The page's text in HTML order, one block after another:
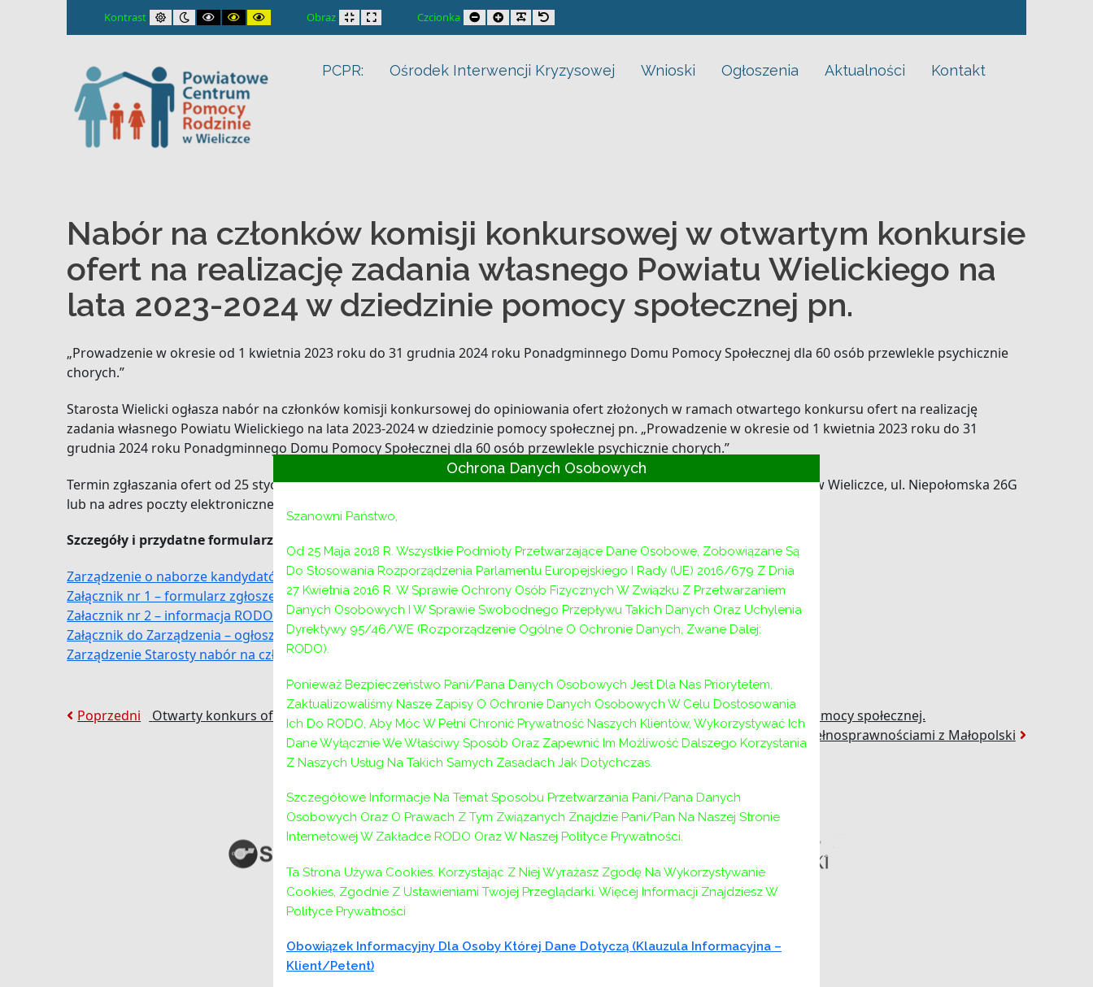
– Nabór na członków komisji konkursowej w otwartym konkursie ofert na realizację zadania własnego Powiatu Wielickiego na lata 2023-2024 w dziedzinie pomocy społecznej pn.
Kontrast Default contrast
Night contrast
Black and White contrast
Black and Yellow contrast
Yellow and Black contrast
Obraz Fixed layout
Wide layoutCzcionka Smaller Font
Larger Font
Readable Font
Default Font
PCPR: Ośrodek Interwencji Kryzysowej Wnioski Ogłoszenia Aktualności Kontakt
Ochrona Danych Osobowych
Szanowni Państwo,
Od 25 Maja 2018 R. Wszystkie Podmioty Przetwarzające Dane Osobowe, Zobowiązane Są
Do Stosowania Rozporządzenia Parlamentu Europejskiego I Rady (UE) 2016/679 Z Dnia
27 Kwietnia 2016 R. W Sprawie Ochrony Osób Fizycznych W Związku Z Przetwarzaniem
Danych Osobowych I W Sprawie Swobodnego Przepływu Takich Danych Oraz Uchylenia
Dyrektywy 95/46/WE (Rozporządzenie Ogólne O Ochronie Danych, Zwane Dalej:
RODO).
Ponieważ Bezpieczeństwo Pani/Pana Danych Osobowych Jest Dla Nas Priorytetem,
Zaktualizowaliśmy Nasze Zapisy O Ochronie Danych Osobowych W Celu Dostosowania
Ich Do RODO, Aby Móc W Pełni Chronić Prywatność Naszych Klientów, Wykorzystywać Ich
Dane Wyłącznie We Właściwy Sposób Oraz Zapewnić Im Możliwość Dalszego Korzystania
Z Naszych Usług Na Takich Samych Zasadach Jak Dotychczas.
Szczegółowe Informacje Na Temat Sposobu Przetwarzania Pani/Pana Danych
Osobowych Oraz O Prawach Z Tym Związanych Znajdzie Pani/Pan Na Naszej Stronie
Internetowej W Zakładce RODO Oraz W Naszej Polityce Prywatności.
Ta Strona Używa Cookies. Korzystając Z Niej Wyrażasz Zgodę Na Wykorzystywanie
Cookies, Zgodnie Z Ustawieniami Twojej Przeglądarki. Więcej Informacji Znajdziesz W
Polityce Prywatności
Obowiązek Informacyjny Dla Osoby Której Dane Dotyczą (klauzula Informacyjna –
Klient/petent)
Nabór na członków komisji konkursowej w otwartym konkursie
ofert na realizację zadania własnego Powiatu Wielickiego na
lata 2023-2024 w dziedzinie pomocy społecznej pn.
„Prowadzenie w okresie od 1 kwietnia 2023 roku do 31 grudnia 2024 roku Ponadgminnego Domu Pomocy Społecznej dla 60 osób przewlekle psychicznie
chorych.”
Starosta Wielicki ogłasza nabór na członków komisji konkursowej do opiniowania ofert złożonych w ramach otwartego konkursu ofert na realizację
zadania własnego Powiatu Wielickiego na lata 2023-2024 w dziedzinie pomocy społecznej pn. „Prowadzenie w okresie od 1 kwietnia 2023 roku do 31
grudnia 2024 roku Ponadgminnego Domu Pomocy Społecznej dla 60 osób przewlekle psychicznie chorych.”
Termin zgłaszania ofert od 25 stycznia 2023 r. do 1 lutego 2023 r. w sekretariacie Powiatowego Centrum Pomocy Rodzinie w Wieliczce, ul. Niepołomska 26G
lub na adres poczty elektronicznej:
Szczegóły i przydatne formularze w załącznikach.
Zarządzenie o naborze kandydatów (komplet) DPS
Załącznik nr 1 – formularz zgłoszeniowy DPS
Załacznik nr 2 – informacja RODO DPS
Załącznik do Zarządzenia – ogłoszenie DPS
Zarządzenie Starosty nabór na członków komisji DPS
Nawigacja
Poprzedni Poprzedni:
Otwarty konkurs ofert na realizację zadania własnego Powiatu Wielickiego na lata 2023-2024 w dziedzinie pomocy społecznej.
Następny
Następny:
Nowe możliwości dla Osób z Niepełnosprawnościami z Małopolski